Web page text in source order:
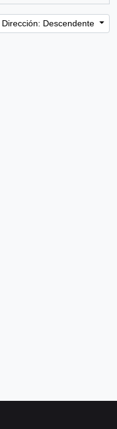
Dirección: Descendente